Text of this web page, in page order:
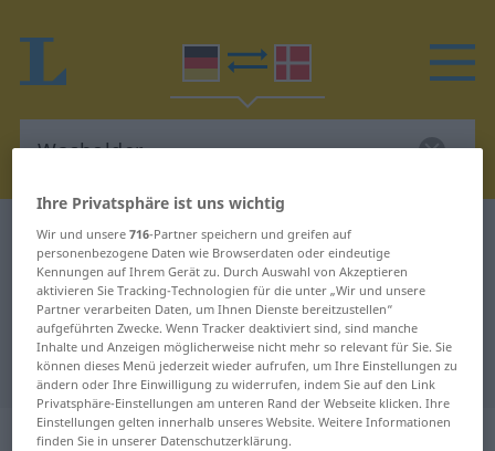
Deutsch-Dänisch Wörterbuch Wacholder
Deutsch-Dänisch Übersetzung für
"Wacholder"
"Wacholder" Dänisch Übersetzung
„Wacholder“: maskulin
Ihre Privatsphäre ist uns wichtig
Wir und unsere716-Partner speichern und greifen auf
personenbezogene Daten wie Browserdaten oder eindeutige
Kennungen auf Ihrem Gerät zu. Durch Auswahl von Akzeptieren
aktivieren Sie Tracking-Technologien für die unter „Wir und unsere
Partner verarbeiten Daten, um Ihnen Dienste bereitzustellen“
aufgeführten Zwecke. Wenn Tracker deaktiviert sind, sind manche
Inhalte und Anzeigen möglicherweise nicht mehr so relevant für Sie. Sie
können dieses Menü jederzeit wieder aufrufen, um Ihre Einstellungen zu
ändern oder Ihre Einwilligung zu widerrufen, indem Sie auf den Link
Privatsphäre-Einstellungen am unteren Rand der Webseite klicken. Ihre
Einstellungen gelten innerhalb unseres Website. Weitere Informationen
finden Sie in unserer Datenschutzerklärung.